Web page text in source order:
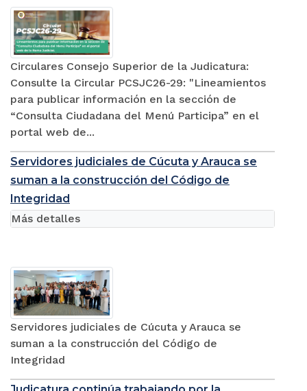
Circulares Consejo Superior de la Judicatura:
Consulte la Circular PCSJC26-29: "Lineamientos
para publicar información en la sección de
“Consulta Ciudadana del Menú Participa” en el
portal web de...
Servidores judiciales de Cúcuta y Arauca se
suman a la construcción del Código de
Integridad
Servidores judiciales de Cúcuta y Arauca se
suman a la construcción del Código de
Integridad
Más detalles